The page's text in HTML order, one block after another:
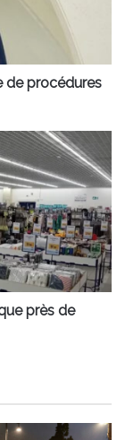
de procédures
près de